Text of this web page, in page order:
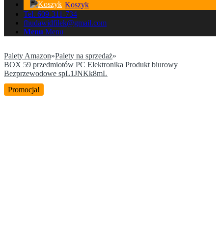
Koszyk
Tel. 609-311-734
fhudawidfilek@gmail.com
Menu Menu
Palety Amazon»Palety na sprzedaż»
BOX 59 przedmiotów PC Elektronika Produkt biurowy
Bezprzewodowe spL1JNKk8mL
Promocja!